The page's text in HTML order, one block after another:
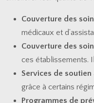
Couverture des
médicaux et
Couverture des
ces établissements.
Services de
grâce à certains
Programmes de